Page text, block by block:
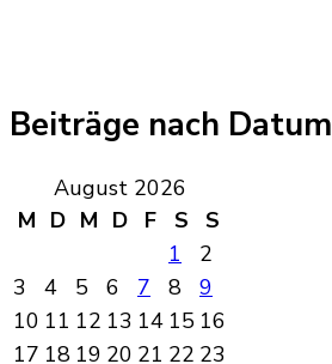
Beiträge nach Datum
August 2026
M D M D F S
S
1
2
3
4 5 6 7 8
9
10 11 12 13 14 15 16
17 18 19 20 21 22 23